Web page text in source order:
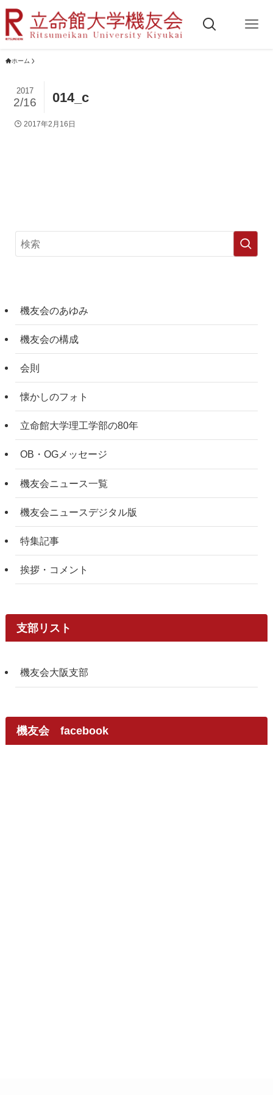
ホーム
014_c
2017
2/16
2017年2月16日
機友会のあゆみ
機友会の構成
会則
懐かしのフォト
立命館大学理工学部の80年
OB・OGメッセージ
機友会ニュース一覧
機友会ニュースデジタル版
特集記事
挨拶・コメント
支部リスト
機友会大阪支部
機友会 facebook